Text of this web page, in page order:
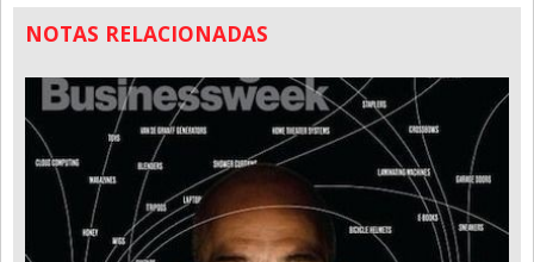
Real Estate y Propiedades
Responsabilidad Social
Salidas
Santa Fe
Show Business
Sociedad
NOTAS RELACIONADAS